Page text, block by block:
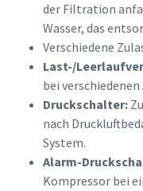
der Filtration
Wasser, das
Verschiedene
Last-/
bei
Druckschalter:
nach
System.
Alarm-
Kompressor bei